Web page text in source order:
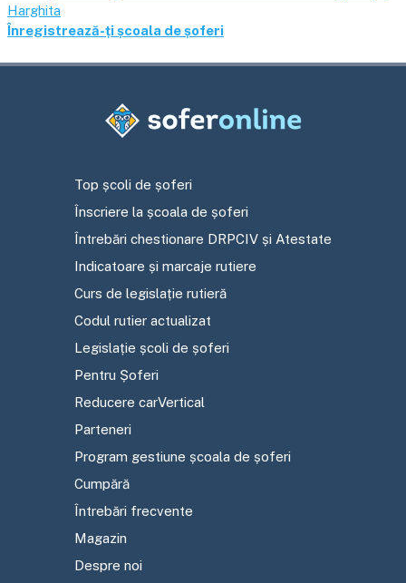
Harghita
Înregistrează-ți școala de șoferi
Top școli de șoferi
Înscriere la școala de șoferi
Întrebări chestionare DRPCIV și Atestate
Indicatoare și marcaje rutiere
Curs de legislație rutieră
Codul rutier actualizat
Legislație școli de șoferi
Pentru Șoferi
Reducere carVertical
Parteneri
Program gestiune școala de șoferi
Cumpără
Întrebări frecvente
Magazin
Despre noi